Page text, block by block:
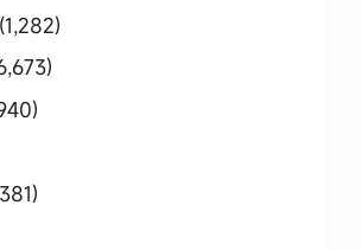
(1,282)